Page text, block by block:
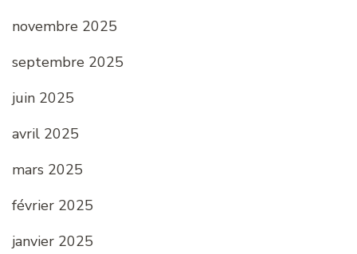
novembre 2025
septembre 2025
juin 2025
avril 2025
mars 2025
février 2025
janvier 2025